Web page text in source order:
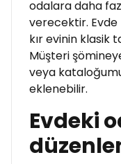
odalara daha
verecektir. Evde
kır evinin klasik
Müşteri
veya
eklenebilir.
Evdeki